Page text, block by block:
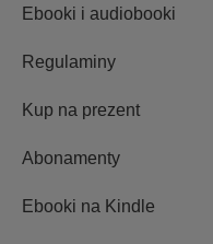
Ebooki i audiobooki
Regulaminy
Kup na prezent
Abonamenty
Ebooki na Kindle